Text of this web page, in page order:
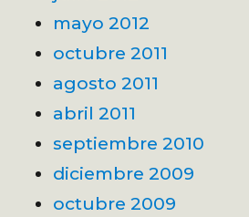
mayo 2012
octubre 2011
agosto 2011
abril 2011
septiembre 2010
diciembre 2009
octubre 2009